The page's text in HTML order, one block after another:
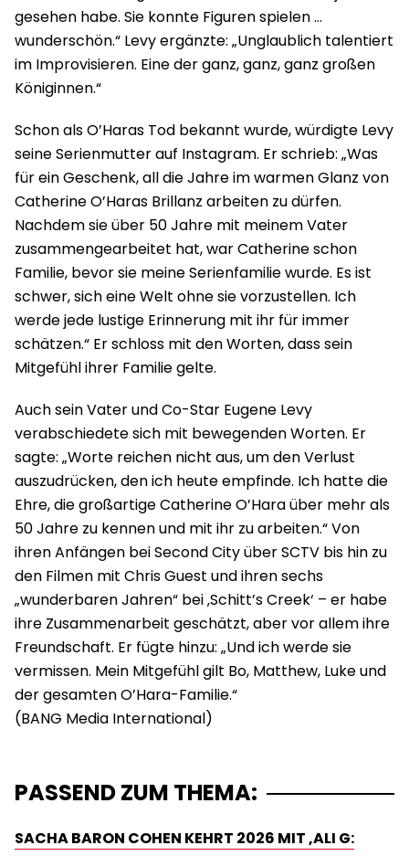
gesehen habe. Sie konnte Figuren spielen …
wunderschön.“ Levy ergänzte: „Unglaublich talentiert
im Improvisieren. Eine der ganz, ganz, ganz großen
Königinnen.“
Schon als O’Haras Tod bekannt wurde, würdigte Levy
seine Serienmutter auf Instagram. Er schrieb: „Was
für ein Geschenk, all die Jahre im warmen Glanz von
Catherine O’Haras Brillanz arbeiten zu dürfen.
Nachdem sie über 50 Jahre mit meinem Vater
zusammengearbeitet hat, war Catherine schon
Familie, bevor sie meine Serienfamilie wurde. Es ist
schwer, sich eine Welt ohne sie vorzustellen. Ich
werde jede lustige Erinnerung mit ihr für immer
schätzen.“ Er schloss mit den Worten, dass sein
Mitgefühl ihrer Familie gelte.
Auch sein Vater und Co-Star Eugene Levy
verabschiedete sich mit bewegenden Worten. Er
sagte: „Worte reichen nicht aus, um den Verlust
auszudrücken, den ich heute empfinde. Ich hatte die
Ehre, die großartige Catherine O’Hara über mehr als
50 Jahre zu kennen und mit ihr zu arbeiten.“ Von
ihren Anfängen bei Second City über SCTV bis hin zu
den Filmen mit Chris Guest und ihren sechs
„wunderbaren Jahren“ bei ‚Schitt’s Creek‘ – er habe
ihre Zusammenarbeit geschätzt, aber vor allem ihre
Freundschaft. Er fügte hinzu: „Und ich werde sie
vermissen. Mein Mitgefühl gilt Bo, Matthew, Luke und
der gesamten O’Hara-Familie.“
PASSEND ZUM THEMA:
SACHA BARON COHEN KEHRT 2026 MIT ‚ALI G: